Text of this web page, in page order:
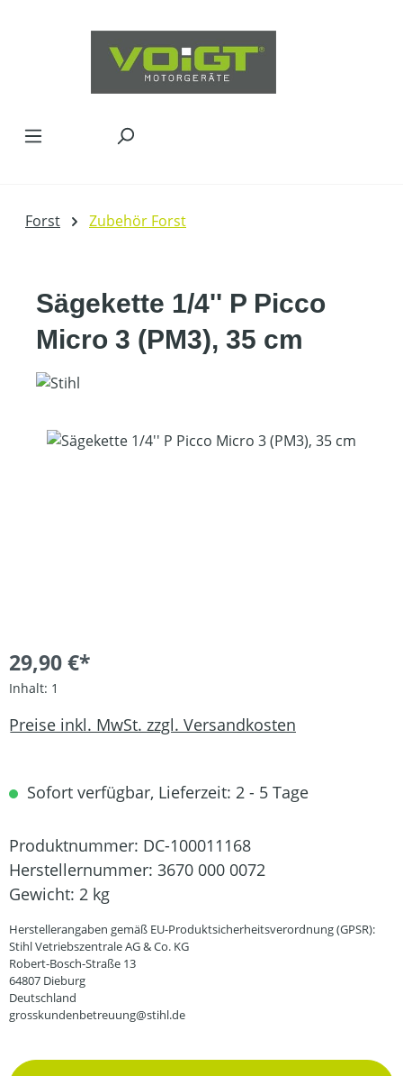
Forst Zubehör Forst
Sägekette 1/4'' P Picco
Micro 3 (PM3), 35 cm
Bildergalerie überspringen
29,90 €*
Inhalt: 1
Preise inkl. MwSt. zzgl. Versandkosten
Sofort verfügbar, Lieferzeit: 2 - 5 Tage
Produktnummer: DC-100011168
Herstellernummer: 3670 000 0072
Gewicht: 2 kg
Herstellerangaben gemäß EU-Produktsicherheitsverordnung (GPSR):
Stihl Vetriebszentrale AG & Co. KG
Robert-Bosch-Straße 13
64807 Dieburg
Deutschland
grosskundenbetreuung@stihl.de